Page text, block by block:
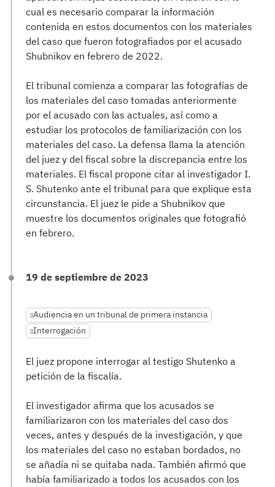
cual es necesario comparar la información
contenida en estos documentos con los materiales
del caso que fueron fotografiados por el acusado
Shubnikov en febrero de 2022.
El tribunal comienza a comparar las fotografías de
los materiales del caso tomadas anteriormente
por el acusado con las actuales, así como a
estudiar los protocolos de familiarización con los
materiales del caso. La defensa llama la atención
del juez y del fiscal sobre la discrepancia entre los
materiales. El fiscal propone citar al investigador I.
S. Shutenko ante el tribunal para que explique esta
circunstancia. El juez le pide a Shubnikov que
muestre los documentos originales que fotografió
en febrero.
19 de septiembre de 2023
Audiencia en un tribunal de primera instancia
Interrogación
El juez propone interrogar al testigo Shutenko a
petición de la fiscalía.
El investigador afirma que los acusados se
familiarizaron con los materiales del caso dos
veces, antes y después de la investigación, y que
los materiales del caso no estaban bordados, no
se añadía ni se quitaba nada. También afirmó que
había familiarizado a todos los acusados con los